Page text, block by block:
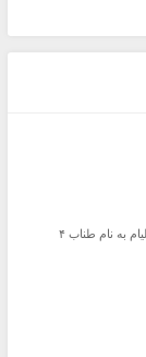
دانلود آهنگ محسن لرستانی،رضاکرمی تارا،رامین تجنگی،امیرلیام به نام طناب ۴